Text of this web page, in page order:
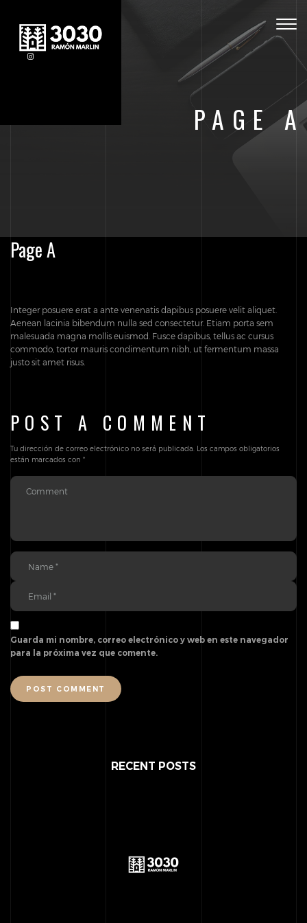
PAGE A
Page A
Integer posuere erat a ante venenatis dapibus posuere velit aliquet.
Aenean lacinia bibendum nulla sed consectetur. Etiam porta sem
malesuada magna mollis euismod. Fusce dapibus, tellus ac cursus
commodo, tortor mauris condimentum nibh, ut fermentum massa
justo sit amet risus.
POST A COMMENT
Tu dirección de correo electrónico no será publicada. Los campos obligatorios
están marcados con *
Guarda mi nombre, correo electrónico y web en este navegador
para la próxima vez que comente.
POST COMMENT
RECENT POSTS